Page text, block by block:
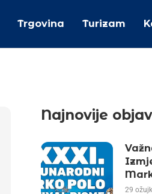
Trgovina Turizam
Najnovije
29